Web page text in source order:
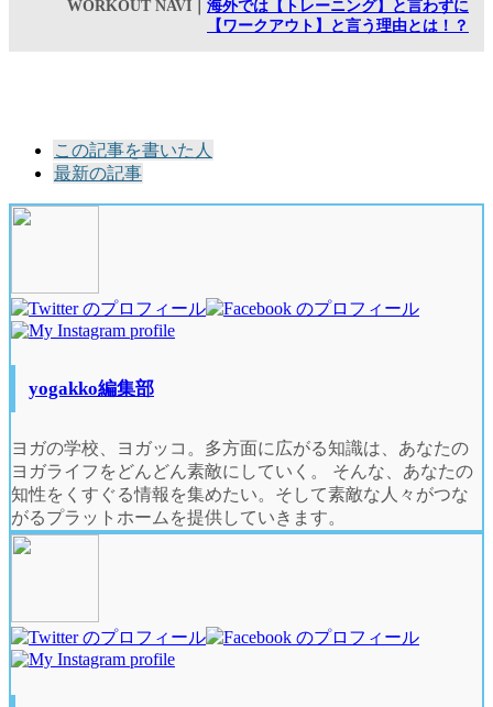
WORKOUT NAVI｜ 海外では【トレーニング】と言わずに
【ワークアウト】と言う理由とは！？
following
tabs
change
この記事を書いた人
最新の記事
yogakko編集部
ヨガの学校、ヨガッコ。多方面に広がる知識は、あなたの
ヨガライフをどんどん素敵にしていく。 そんな、あなたの
知性をくすぐる情報を集めたい。そして素敵な人々がつな
がるプラットホームを提供していきます。